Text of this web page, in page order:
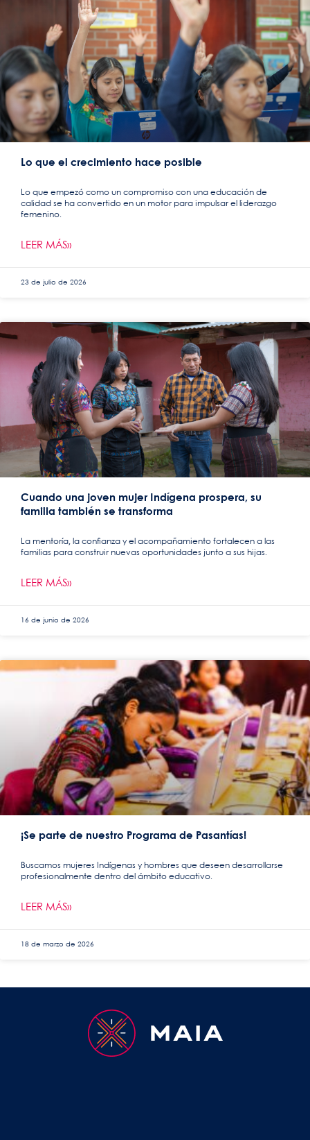
Lo que el crecimiento hace posible
Lo que empezó como un compromiso con una educación de
calidad se ha convertido en un motor para impulsar el liderazgo
femenino.
LEER MÁS»
23 de julio de 2026
Cuando una joven mujer Indígena prospera, su
familia también se transforma
La mentoría, la confianza y el acompañamiento fortalecen a las
familias para construir nuevas oportunidades junto a sus hijas.
LEER MÁS»
16 de junio de 2026
¡Se parte de nuestro Programa de Pasantías!
Buscamos mujeres Indígenas y hombres que deseen desarrollarse
profesionalmente dentro del ámbito educativo.
LEER MÁS»
18 de marzo de 2026